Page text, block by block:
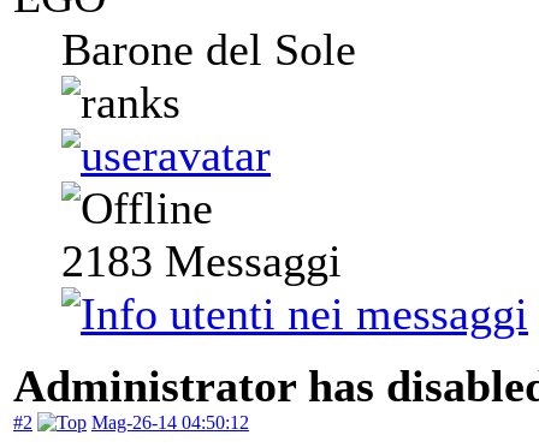
Barone del Sole
2183 Messaggi
Administrator has
#2 Mag-26-14 04:50:12